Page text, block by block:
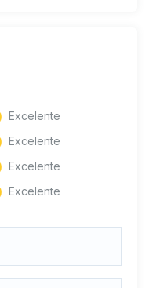
Excelente
Excelente
Excelente
Excelente